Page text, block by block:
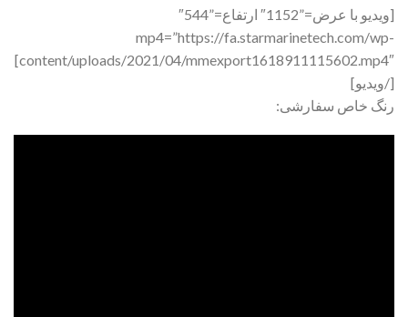
[ویدیو با عرض=”1152″ ارتفاع=”544″
mp4=”https://fa.starmarinetech.com/wp-
content/uploads/2021/04/mmexport1618911115602.mp4″]
[/ویدیو]
رنگ خاص سفارشی: